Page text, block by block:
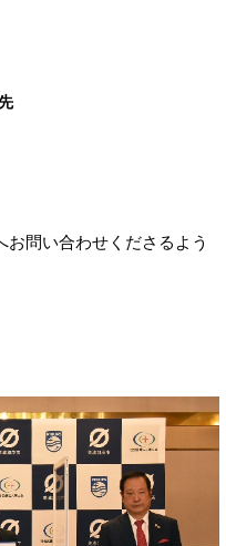
お問い合わせくださるよう